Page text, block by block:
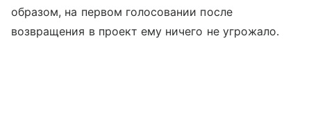
образом, на первом голосовании после
возвращения в проект ему ничего не угрожало.